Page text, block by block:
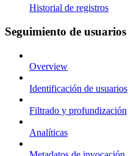
Historial de registros
Seguimiento de usuarios
Overview
Identificación de usuarios
Filtrado y profundización
Analíticas